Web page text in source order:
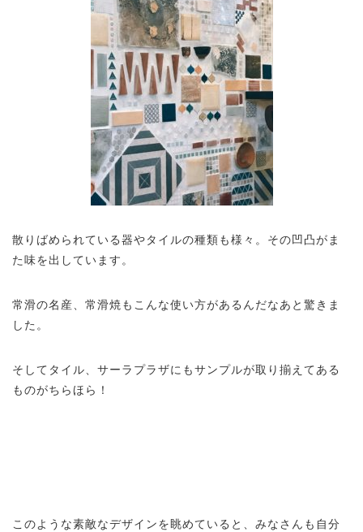
散りばめられている器やタイルの種類も様々。その凹凸がま
た味を出しています。
常滑の名産、常滑焼もこんな使い方があるんだなあと驚きま
した。
そしてタイル、サーラプラザにもサンプルが取り揃えてある
ものがちらほら！
このような素敵なデザインを眺めていると、みなさんも自分